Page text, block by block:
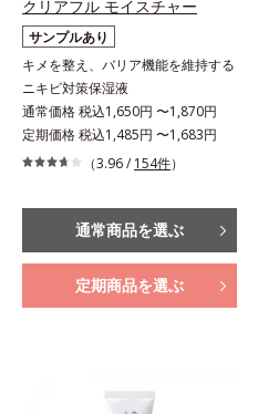
クリアフル モイスチャー
サンプルあり
キメを整え、バリア機能を維持する
ニキビ対策保湿液
通常価格 税込1,650円 〜1,870円
定期価格 税込1,485円 〜1,683円
（3.96 / 154件）
通常商品を選ぶ
定期商品を選ぶ